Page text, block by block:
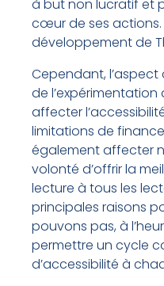
à but non lucratif et
cœur de ses actions.
développement de
Cependant,
de
affecter
limitations de
également affecter
volonté d’offrir la
lecture à tous les
principales raisons
pouvons pas, à
permettre un cycle
d’accessibilité à